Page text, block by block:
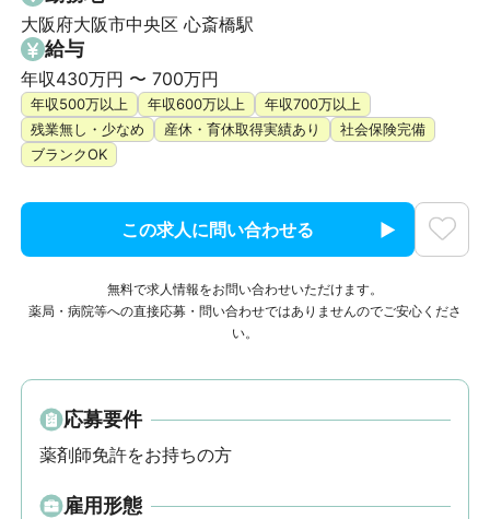
大阪府大阪市中央区 心斎橋駅
給与
年収430万円 〜 700万円
年収500万以上 年収600万以上
年収700万以上
残業無し・少なめ
産休・育休取得実績あり
社会保険完備
ブランクOK
この求人に問い合わせる
無料で求人情報をお問い合わせいただけます。
薬局・病院等への直接応募・問い合わせではありませんのでご安心くださ
い。
応募要件
薬剤師免許をお持ちの方
雇用形態